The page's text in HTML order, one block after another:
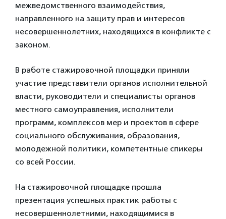
межведомственного взаимодействия,
направленного на защиту прав и интересов
несовершеннолетних, находящихся в конфликте с
законом.
В работе стажировочной площадки приняли
участие представители органов исполнительной
власти, руководители и специалисты органов
местного самоуправления, исполнители
программ, комплексов мер и проектов в сфере
социального обслуживания, образования,
молодежной политики, компетентные спикеры
со всей России.
На стажировочной площадке прошла
презентация успешных практик работы с
несовершеннолетними, находящимися в